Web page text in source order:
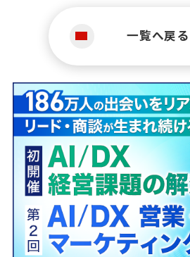
一覧へ戻る